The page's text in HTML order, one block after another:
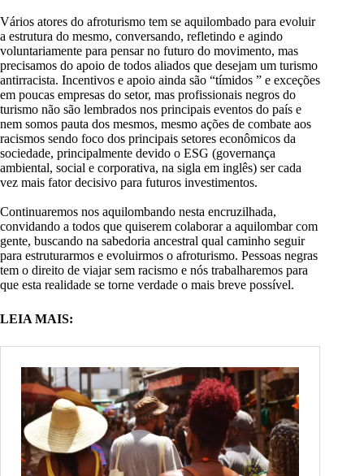
Vários atores do afroturismo tem se aquilombado para evoluir
a estrutura do mesmo, conversando, refletindo e agindo
voluntariamente para pensar no futuro do movimento, mas
precisamos do apoio de todos aliados que desejam um turismo
antirracista. Incentivos e apoio ainda são “tímidos ” e exceções
em poucas empresas do setor, mas profissionais negros do
turismo não são lembrados nos principais eventos do país e
nem somos pauta dos mesmos, mesmo ações de combate aos
racismos sendo foco dos principais setores econômicos da
sociedade, principalmente devido o ESG (governança
ambiental, social e corporativa, na sigla em inglês) ser cada
vez mais fator decisivo para futuros investimentos.
Continuaremos nos aquilombando nesta encruzilhada,
convidando a todos que quiserem colaborar a aquilombar com
gente, buscando na sabedoria ancestral qual caminho seguir
para estruturarmos e evoluirmos o afroturismo. Pessoas negras
tem o direito de viajar sem racismo e nós trabalharemos para
que esta realidade se torne verdade o mais breve possível.
LEIA MAIS: